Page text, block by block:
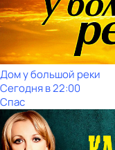
Дом у большой реки
Сегодня в 22:00
Спас